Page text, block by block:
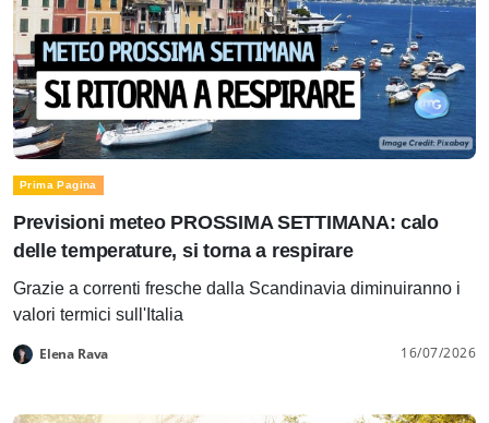
Prima Pagina
Previsioni meteo PROSSIMA SETTIMANA: calo
delle temperature, si torna a respirare
Grazie a correnti fresche dalla Scandinavia diminuiranno i
valori termici sull'Italia
Elena Rava 16/07/2026